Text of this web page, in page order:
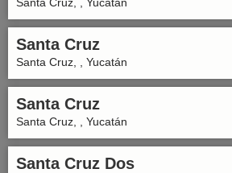
Santa Cruz
Santa Cruz, , Yucatán
Santa Cruz
Santa Cruz, , Yucatán
Santa Cruz Dos